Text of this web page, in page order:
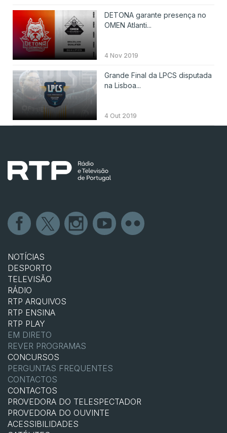
DETONA garante presença no
OMEN Atlanti...
4 Nov 2019
Grande Final da LPCS disputada
na Lisboa...
4 Out 2019
NOTÍCIAS
DESPORTO
TELEVISÃO
RÁDIO
RTP ARQUIVOS
RTP ENSINA
RTP PLAY
EM DIRETO
REVER PROGRAMAS
CONCURSOS
PERGUNTAS FREQUENTES
CONTACTOS
CONTACTOS
PROVEDORA DO TELESPECTADOR
PROVEDORA DO OUVINTE
ACESSIBILIDADES